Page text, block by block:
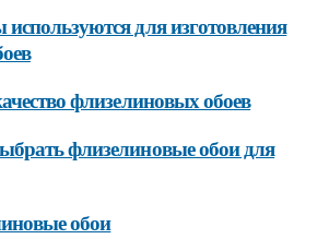
для изготовления
флизелиновых обоев
флизелиновые обои для
обои